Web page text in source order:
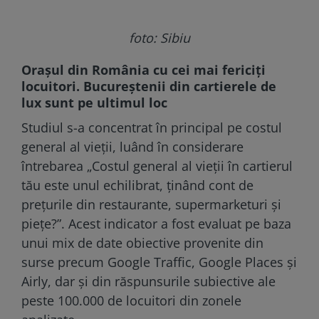
foto: Sibiu
Orașul din România cu cei mai fericiți
locuitori. Bucureștenii din cartierele de
lux sunt pe ultimul loc
Studiul s-a concentrat în principal pe costul
general al vieții, luând în considerare
întrebarea „Costul general al vieții în cartierul
tău este unul echilibrat, ținând cont de
prețurile din restaurante, supermarketuri și
piețe?”. Acest indicator a fost evaluat pe baza
unui mix de date obiective provenite din
surse precum Google Traffic, Google Places și
Airly, dar și din răspunsurile subiective ale
peste 100.000 de locuitori din zonele